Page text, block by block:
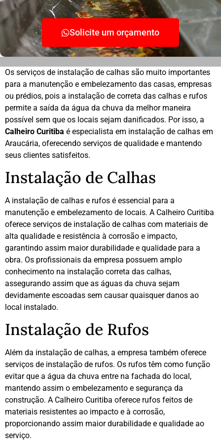
Solicite um orçamento
Os serviços de instalação de calhas são muito importantes
para a manutenção e embelezamento das casas, empresas
ou prédios, pois a instalação de correta das calhas e rufos
permite a saída da água da chuva da melhor maneira
possível sem que os locais sejam danificados. Por isso, a
Calheiro Curitiba é especialista em instalação de calhas em
Araucária, oferecendo serviços de qualidade e mantendo
seus clientes satisfeitos.
Instalação de Calhas
A instalação de calhas e rufos é essencial para a
manutenção e embelezamento de locais. A Calheiro Curitiba
oferece serviços de instalação de calhas com materiais de
alta qualidade e resistência à corrosão e impacto,
garantindo assim maior durabilidade e qualidade para a
obra. Os profissionais da empresa possuem amplo
conhecimento na instalação correta das calhas,
assegurando assim que as águas da chuva sejam
devidamente escoadas sem causar quaisquer danos ao
local instalado.
Instalação de Rufos
Além da instalação de calhas, a empresa também oferece
serviços de instalação de rufos. Os rufos têm como função
evitar que a água da chuva entre na fachada do local,
mantendo assim o embelezamento e segurança da
construção. A Calheiro Curitiba oferece rufos feitos de
materiais resistentes ao impacto e à corrosão,
proporcionando assim maior durabilidade e qualidade ao
serviço.